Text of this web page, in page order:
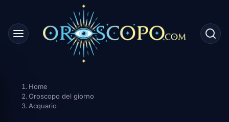
content
Home
Oroscopo del giorno
Acquario